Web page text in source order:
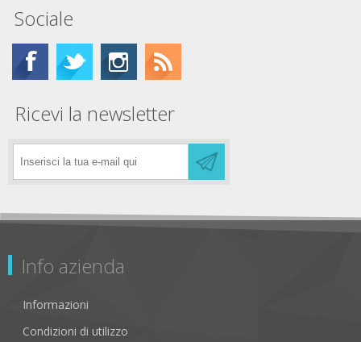
Sociale
Ricevi la newsletter
Info azienda
Informazioni
Condizioni di utilizzo